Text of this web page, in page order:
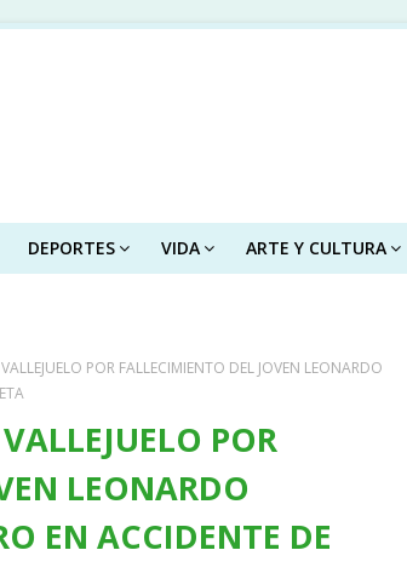
DEPORTES VIDA ARTE Y CULTURA
POR FALLECIMIENTO DEL JOVEN LEONARDO
POR
LEONARDO
EN ACCIDENTE DE